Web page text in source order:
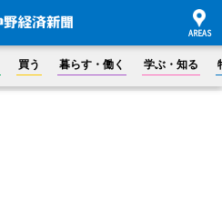
買う 暮らす・働く 学ぶ・知る